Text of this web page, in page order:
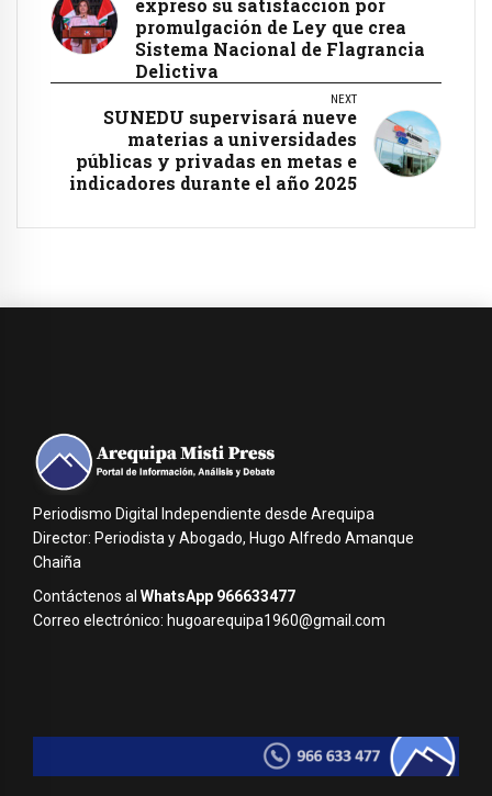
expresó su satisfacción por
promulgación de Ley que crea
Sistema Nacional de Flagrancia
Delictiva
NEXT
SUNEDU supervisará nueve
materias a universidades
públicas y privadas en metas e
indicadores durante el año 2025
Periodismo Digital Independiente desde Arequipa
Director: Periodista y Abogado, Hugo Alfredo Amanque
Chaiña
Contáctenos al WhatsApp 966633477
Correo electrónico: hugoarequipa1960@gmail.com